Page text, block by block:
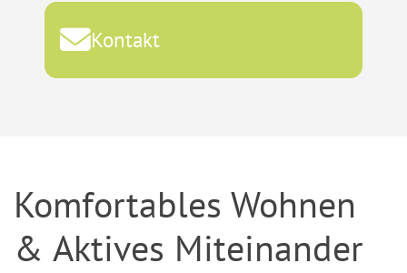
Kontakt
Komfortables Wohnen
& Aktives Miteinander